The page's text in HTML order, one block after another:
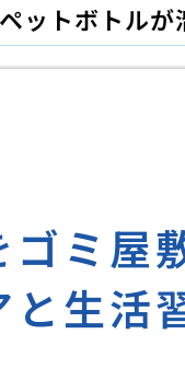
ットボトルが
ゴミ屋
と生活